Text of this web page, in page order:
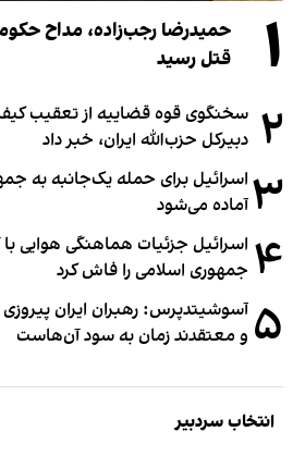
۱
حمیدرضا رجب‌زاده، مداح
قتل رسید
۲ سخنگوی قوه قضاییه از تعقیب
دبیر‌کل حزب‌الله ایران، خبر داد
۳ اسرائیل برای حمله یک‌جانبه به
آماده می‌شود
۴ اسرائیل جزئیات هماهنگی هوایی با
جمهوری اسلامی را فاش کرد
۵ آسوشیتدپرس: رهبران ایران
و معتقدند زمان به سود آن‌هاست
انتخاب سردبیر